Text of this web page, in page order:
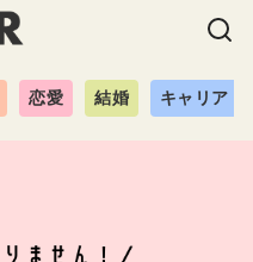
恋愛 結婚 キャリア